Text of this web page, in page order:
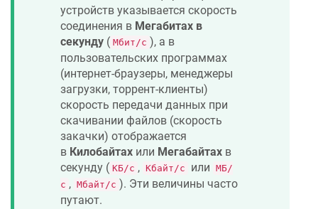
устройств указывается скорость
соединения в Мегабитах в
секунду ( Мбит/с ), а в
пользовательских программах
(интернет-браузеры, менеджеры
загрузки, торрент-клиенты)
скорость передачи данных при
скачивании файлов (скорость
закачки) отображается
в Килобайтах или Мегабайтах в
секунду ( КБ/с , Кбайт/с или МБ/
с , Мбайт/с ). Эти величины часто
путают.